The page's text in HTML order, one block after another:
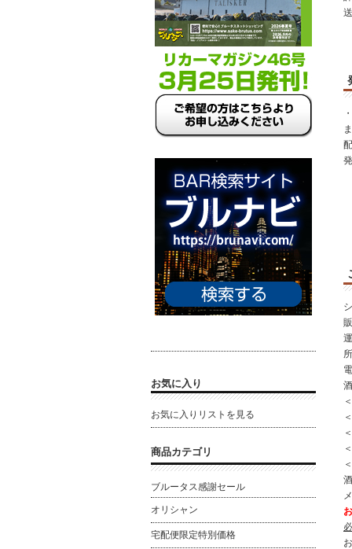
お気に入り
お気に入りリストを見る
商品カテゴリ
ブルータス感謝セール
オリシャン
宅配便限定特別価格